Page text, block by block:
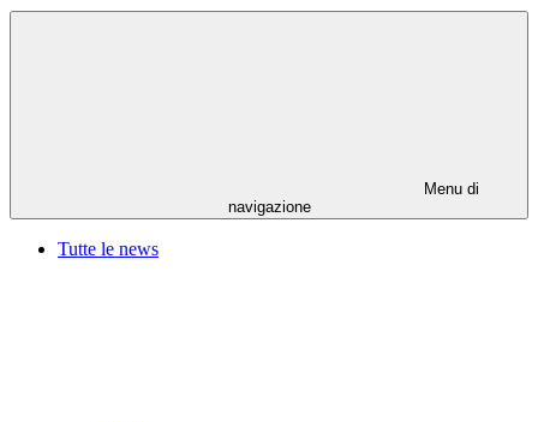
Menu di
navigazione
Tutte le news